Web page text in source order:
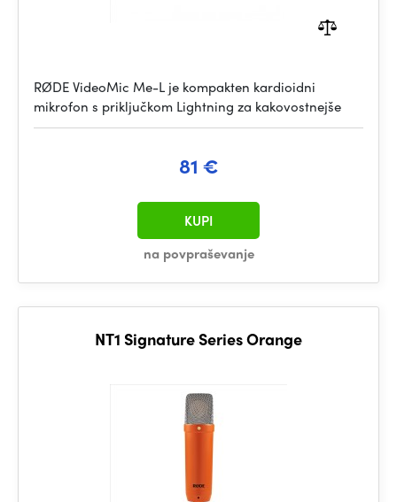
RØDE VideoMic Me-L je kompakten kardioidni
mikrofon s priključkom Lightning za kakovostnejše
81 €
na povpraševanje
KUPI
NT1 Signature Series Orange